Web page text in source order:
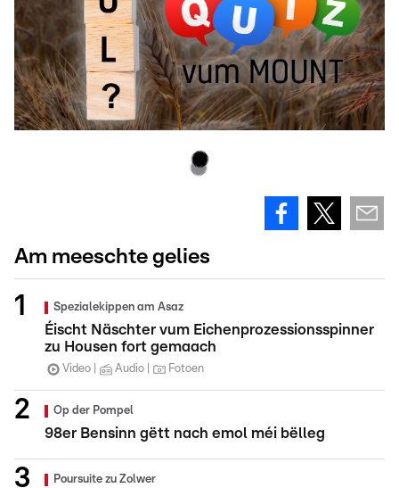
Am meeschte gelies
Spezialekippen am Asaz
Éischt Näschter vum Eichenprozessionsspinner
zu Housen fort gemaach
Video Audio Fotoen
Op der Pompel
98er Bensinn gëtt nach emol méi bëlleg
Poursuite zu Zolwer